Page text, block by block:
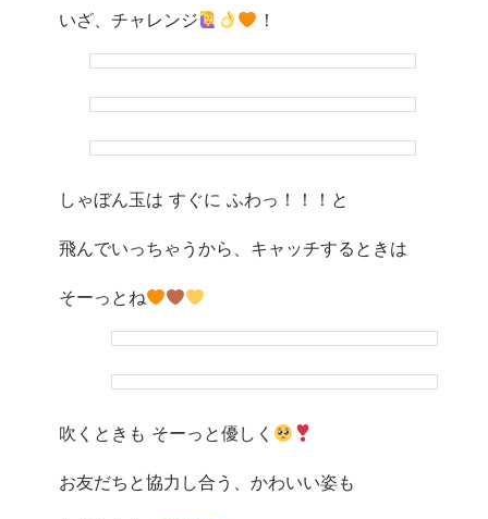
いざ、チャレンジ ！
しゃぼん玉は すぐに ふわっ！！！と
飛んでいっちゃうから、キャッチするときは
そーっとね
吹くときも そーっと優しく
お友だちと協力し合う、かわいい姿も